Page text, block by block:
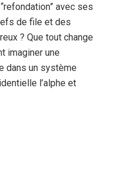
avec ses
de file et des
? Que tout change
imaginer une
dans un système
l’alphe et